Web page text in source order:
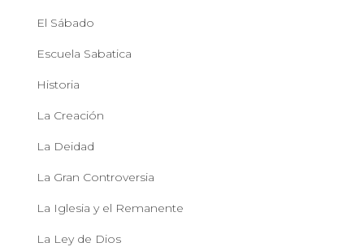
El Sábado
Escuela Sabatica
Historia
La Creación
La Deidad
La Gran Controversia
La Iglesia y el Remanente
La Ley de Dios